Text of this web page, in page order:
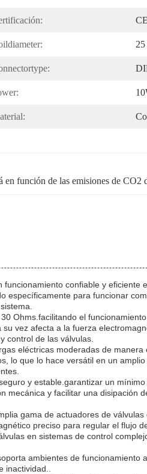
función de las emisiones de CO2
confiable y eficiente
para funcionar
Ohms.facilitando el
vez afecta a la fuerza
control de las válvulas.
eléctricas moderadas de
lo que lo hace versátil en un
y estable.garantizar un
y facilitar una disipación
gama de actuadores de
preciso para regular el flujo
en sistemas de control
ambientes de funcionamiento